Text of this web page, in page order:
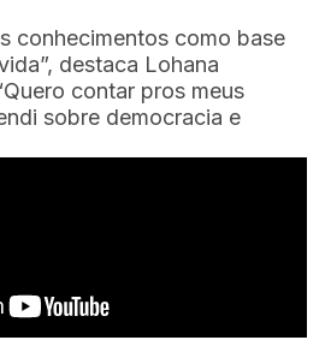
conhecimentos como base
destaca Lohana
contar pros meus
sobre democracia e